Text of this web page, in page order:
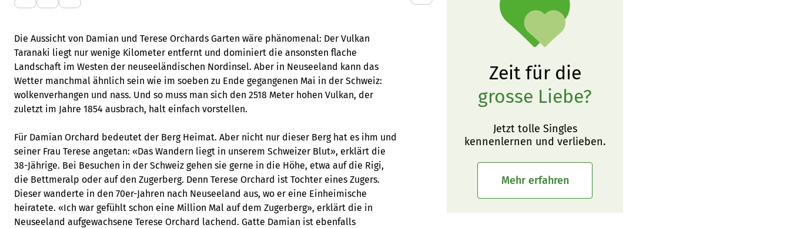
Die Aussicht von Damian und Terese Orchards Garten wäre phänomenal: Der Vulkan
Taranaki liegt nur wenige Kilometer entfernt und dominiert die ansonsten flache
Landschaft im Westen der neuseeländischen Nordinsel. Aber in Neuseeland kann das
Wetter manchmal ähnlich sein wie im soeben zu Ende gegangenen Mai in der Schweiz:
wolkenverhangen und nass. Und so muss man sich den 2518 Meter hohen Vulkan, der
zuletzt im Jahre 1854 ausbrach, halt einfach vorstellen.
Für Damian Orchard bedeutet der Berg Heimat. Aber nicht nur dieser Berg hat es ihm und
seiner Frau Terese angetan: «Das Wandern liegt in unserem Schweizer Blut», erklärt die
38-Jährige. Bei Besuchen in der Schweiz gehen sie gerne in die Höhe, etwa auf die Rigi,
die Bettmeralp oder auf den Zugerberg. Denn Terese Orchard ist Tochter eines Zugers.
Dieser wanderte in den 70er-Jahren nach Neuseeland aus, wo er eine Einheimische
heiratete. «Ich war gefühlt schon eine Million Mal auf dem Zugerberg», erklärt die in
Neuseeland aufgewachsene Terese Orchard lachend. Gatte Damian ist ebenfalls
Zeit für die
grosse Liebe?
Jetzt tolle Singles
kennenlernen und verlieben.
Mehr erfahren